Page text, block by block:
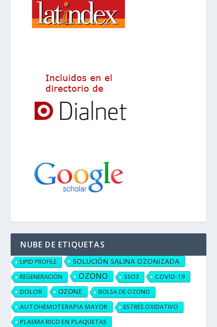
NUBE DE ETIQUETAS
LIPID PROFILE SOLUCIÓN SALINA OZONIZADA
REGENERACIÓN OZONO SSO3
COVID-19
DOLOR
OZONE BOLSA DE OZONO
AUTOHEMOTERAPIA MAYOR ESTRÉS OXIDATIVO
PLASMA RICO EN PLAQUETAS